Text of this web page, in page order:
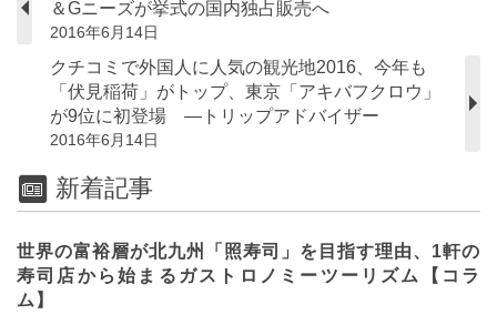
＆Gニーズが挙式の国内独占販売へ
2016年6月14日
クチコミで外国人に人気の観光地2016、今年も
「伏見稲荷」がトップ、東京「アキバフクロウ」
が9位に初登場 ―トリップアドバイザー
2016年6月14日
新着記事
世界の富裕層が北九州「照寿司」を目指す理由、1軒の
寿司店から始まるガストロノミーツーリズム【コラ
ム】